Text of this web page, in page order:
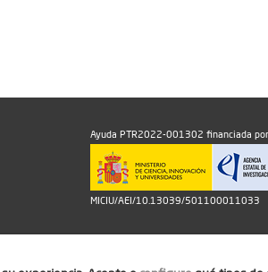
Ayuda PTR2022-001302 financiada
MICIU/AEI/10.13039/501100011033